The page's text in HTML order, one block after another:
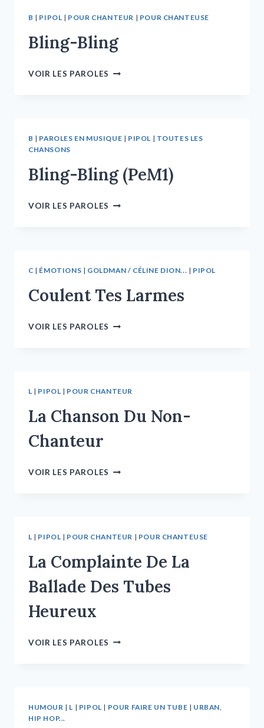
B | PIPOL | POUR CHANTEUR | POUR CHANTEUSE
Bling-Bling
VOIR LES PAROLES
B | PAROLES EN MUSIQUE | PIPOL | TOUTES LES
CHANSONS
Bling-Bling (PeM1)
VOIR LES PAROLES
C | ÉMOTIONS | GOLDMAN / CÉLINE DION... | PIPOL
Coulent Tes Larmes
VOIR LES PAROLES
L | PIPOL | POUR CHANTEUR
La Chanson Du Non-
Chanteur
VOIR LES PAROLES
L | PIPOL | POUR CHANTEUR | POUR CHANTEUSE
La Complainte De La
Ballade Des Tubes
Heureux
VOIR LES PAROLES
HUMOUR | L | PIPOL | POUR FAIRE UN TUBE | URBAN,
HIP HOP...